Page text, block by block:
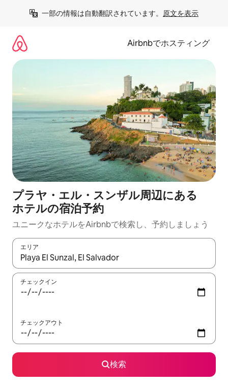
一部の情報は自動翻訳されています。 原文を表示
Airbnbでホスティング
プラヤ・エル・スンザル周辺にあ⁠る
ホ⁠テ⁠ルの宿⁠泊⁠予⁠約
ユニークなホ⁠テ⁠ル⁠をAirbnb⁠で検⁠索⁠し⁠、予⁠約し⁠ま⁠し⁠ょ⁠う
エリア
検索結果が表示されたら、上下の矢印キーを使って移動するか
チェックイン
チェックアウト
検索